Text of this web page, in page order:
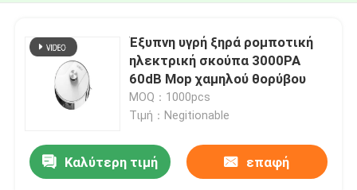
Έξυπνη υγρή ξηρά ρομποτική
ηλεκτρική σκούπα 3000PA
60dB Mop χαμηλού θορύβου
MOQ：1000pcs
Τιμή：Negitionable
Καλύτερη τιμή επαφή